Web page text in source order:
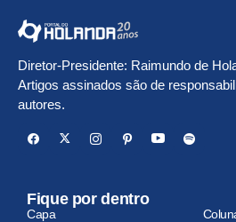
Diretor-Presidente: Raimundo de
Artigos assinados são de
autores.
Fique por dentro
Capa